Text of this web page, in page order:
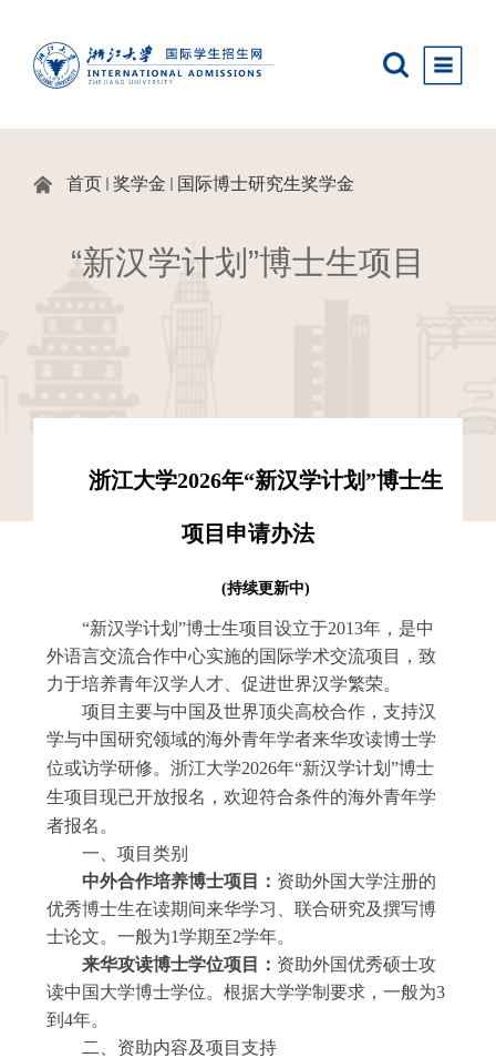
首页 奖学金 国际博士研究生奖学金
“新汉学计划”博士生项目
浙江大学2026年“新汉学计划”博士生
项目申请办法
(持续更新中)
“新汉学计划”博士生项目设立于2013年，是中
外语言交流合作中心实施的国际学术交流项目，致
力于培养青年汉学人才、促进世界汉学繁荣。
项目主要与中国及世界顶尖高校合作，支持汉
学与中国研究领域的海外青年学者来华攻读博士学
位或访学研修。 浙江大学2026年“新汉学计划”博士
生项目现已开放报名，欢迎符合条件的海外青年学
者报名。
一、项目类别
中外合作培养博士项目： 资助外国大学注册的
优秀博士生在读期间来华学习、联合研究及撰写博
士论文。一般为1学期至2学年。
来华攻读博士学位项目： 资助外国优秀硕士攻
读中国大学博士学位。根据大学学制要求，一般为3
到 4年。
二
、资助内容及项目支持